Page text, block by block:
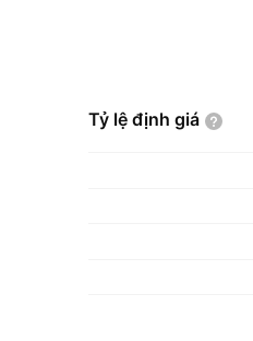
Tỷ lệ định giá